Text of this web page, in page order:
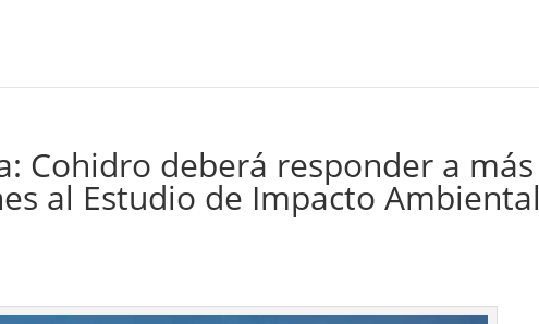
Cohidro deberá responder a más
al Estudio de Impacto Ambiental